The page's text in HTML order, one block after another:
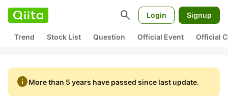
search Login Signup
Trend Stock List Question Official Event Official
infoMore than 5 years have passed since last update.